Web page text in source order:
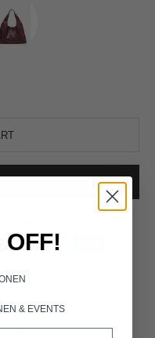
von schickem,
OFF!
& EVENTS